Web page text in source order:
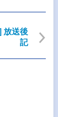
放送後
記